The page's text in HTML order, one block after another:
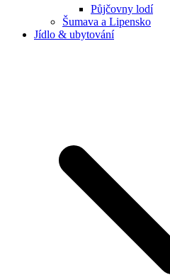
Půjčovny lodí
Šumava a Lipensko
Jídlo & ubytování